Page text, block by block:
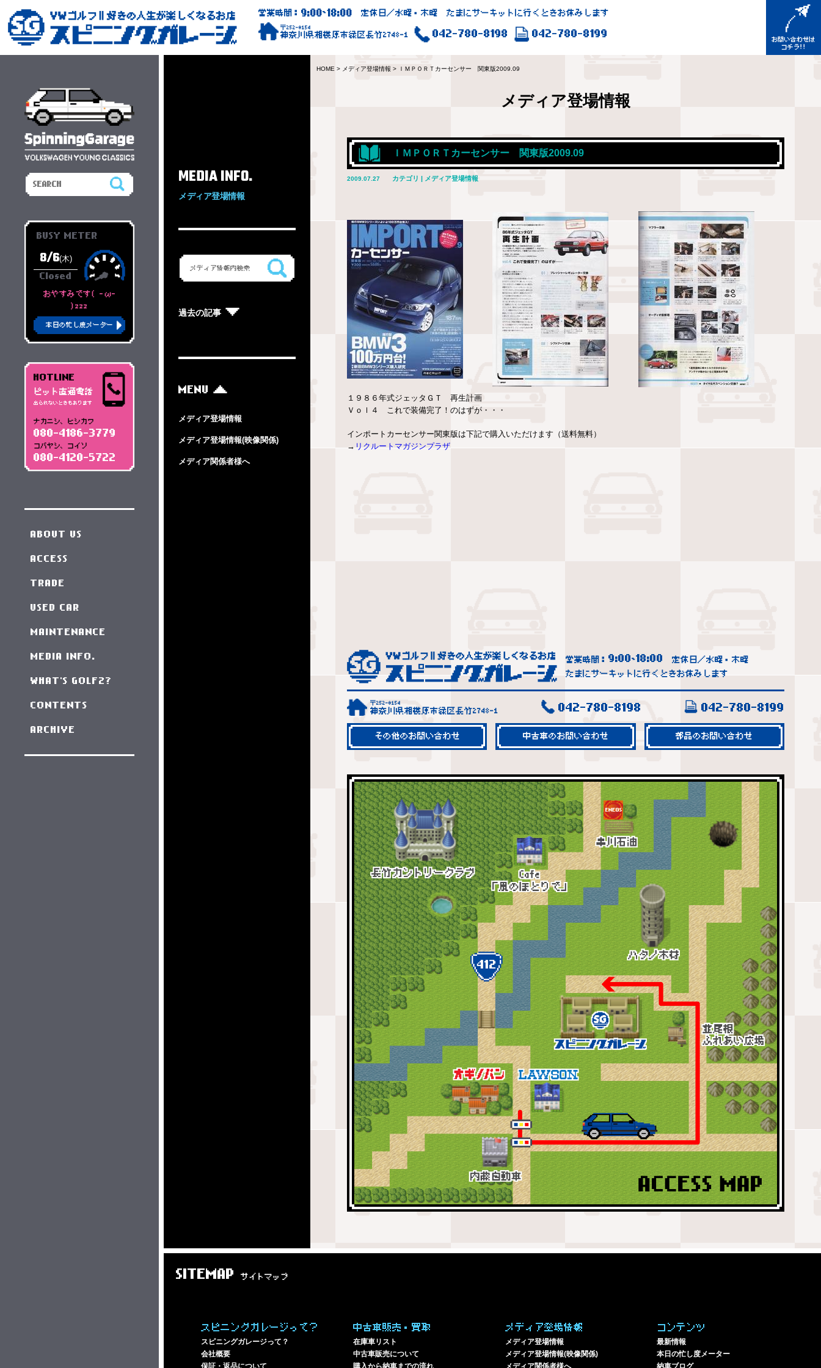
営業時間：9:00~18:00 定休日／水曜・木曜 たまにサーキットに行くときお休みします
〒252-0154
神奈川県相模原市緑区長竹2748-1 042-780-8198 042-780-8199
MEDIA INFO.
メディア登場情報
過去の記事
MENU
メディア登場情報
メディア登場情報(映像関係)
メディア関係者様へ
HOME > メディア登場情報 > ＩＭＰＯＲＴカーセンサー 関東版2009.09
メディア登場情報
ＩＭＰＯＲＴカーセンサー 関東版2009.09
2009.07.27 カテゴリ | メディア登場情報
１９８６年式ジェッタＧＴ 再生計画
Ｖｏｌ４ これで装備完了！のはずが・・・
インポートカーセンサー関東版は下記で購入いただけます（送料無料）
→リクルートマガジンプラザ
営業時間： 9:00~18:00
定休日／水曜・木曜
たまにサーキットに行くときお休みします
〒252-0154
神奈川県相模原市緑区長竹2748-1 042-780-8198 042-780-8199
その他のお問い合わせ 中古車のお問い合わせ 部品のお問い合わせ
SITEMAP サイトマップ
スピニングガレージって？
スピニングガレージって？
会社概要
保証・返品について
中古車販売・買取
在庫車リスト
中古車販売について
購入から納車までの流れ
メディア登場情報
メディア登場情報
メディア登場情報(映像関係)
メディア関係者様へ
コンテンツ
最新情報
本日の忙し度メーター
納車ブログ
BUSY METER
8/6(木)
Closed
おやすみです( -ω-
)zzz
本日の忙し度メーター
HOTLINE
ピット直通電話
出られないときもあります
ナカニシ、ヒシカワ
080-4186-3779
コバヤシ、コイソ
080-4120-5722
ABOUT US
ACCESS
TRADE
USED CAR
MAINTENANCE
MEDIA INFO.
WHAT'S GOLF2?
CONTENTS
ARCHIVE